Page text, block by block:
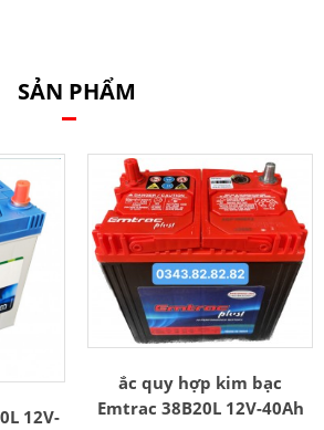
SẢN PHẨM
12V-
ắc quy hợp kim bạc
Emtrac 38B20L 12V-40Ah